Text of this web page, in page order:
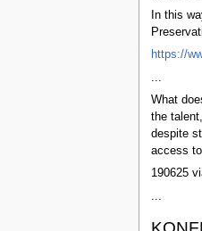
In this
https://
What
the
despite
access
190625